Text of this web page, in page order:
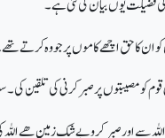
ان کا حق اچھے کاموں پر جو وہ کرتے
پر صبر کرنی کی تلقین کی۔ سورہ الاعراف
اللہ سے اور صبر کرو بے شک زمین ھے